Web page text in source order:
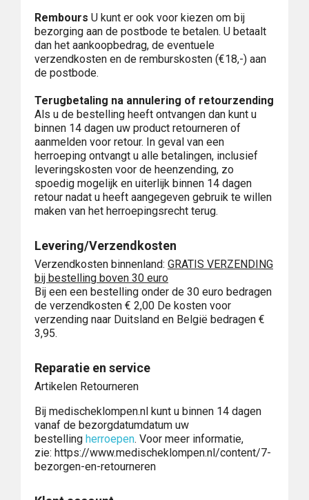
Rembours U kunt er ook voor kiezen om bij
bezorging aan de postbode te betalen. U betaalt
dan het aankoopbedrag, de eventuele
verzendkosten en de remburskosten (€18,-) aan
de postbode.
Terugbetaling na annulering of retourzending
Als u de bestelling heeft ontvangen dan kunt u
binnen 14 dagen uw product retourneren of
aanmelden voor retour. In geval van een
herroeping ontvangt u alle betalingen, inclusief
leveringskosten voor de heenzending, zo
spoedig mogelijk en uiterlijk binnen 14 dagen
retour nadat u heeft aangegeven gebruik te willen
maken van het herroepingsrecht terug.
Levering/Verzendkosten
Verzendkosten binnenland: GRATIS VERZENDING
bij bestelling boven 30 euro
Bij een een bestelling onder de 30 euro bedragen
de verzendkosten € 2,00 De kosten voor
verzending naar Duitsland en België bedragen €
3,95.
Reparatie en service
Artikelen Retourneren
Bij medischeklompen.nl kunt u binnen 14 dagen
vanaf de bezorgdatumdatum uw
bestelling herroepen. Voor meer informatie,
zie: https://www.medischeklompen.nl/content/7-
bezorgen-en-retourneren